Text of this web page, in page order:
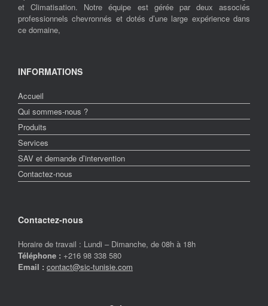
et Climatisation. Notre équipe est gérée par deux associés
professionnels chevronnés et dotés d’une large expérience dans
ce domaine,
INFORMATIONS
Accueil
Qui sommes-nous ?
Produits
Services
SAV et demande d’intervention
Contactez-nous
Contactez-nous
Horaire de travail : Lundi – Dimanche, de 08h à 18h
Téléphone : +216 98 338 580
Email : contact@sic-tunisie.com